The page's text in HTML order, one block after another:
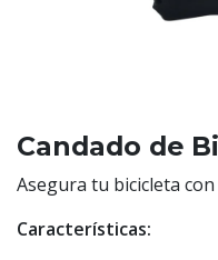
Candado de
Asegura tu bicicleta
Características: